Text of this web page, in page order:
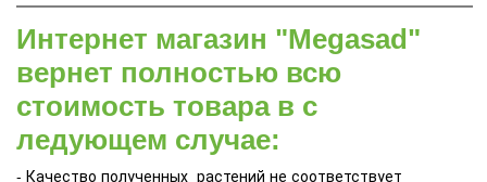
Интернет магазин "Megasad"
вернет полностью всю
стоимость товара в с
ледующем случае:
- Качество полученных растений не соответствует